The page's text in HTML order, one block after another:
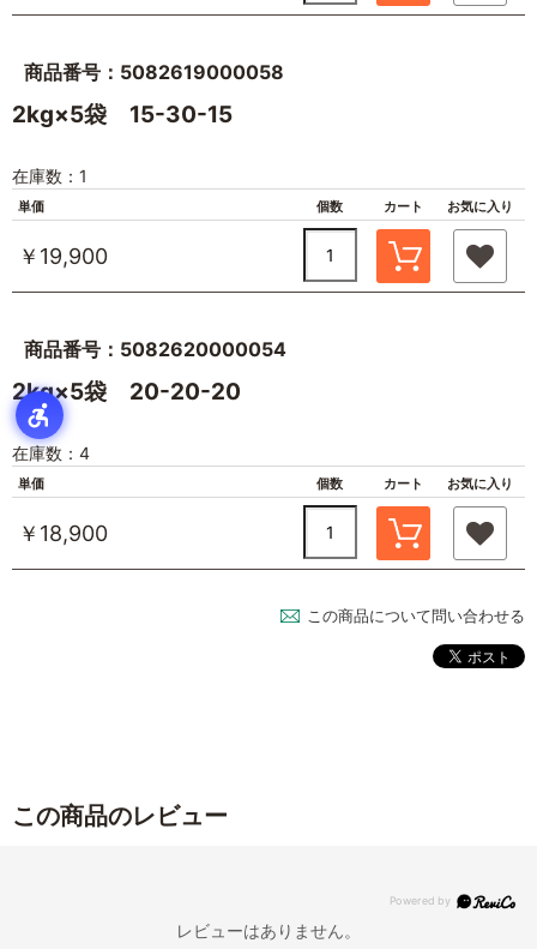
商品番号：5082619000058
2kg×5袋 15-30-15
在庫数：1
単価 個数 カート お気に入り
￥19,900
商品番号：5082620000054
2kg×5袋 20-20-20
在庫数：4
単価 個数 カート お気に入り
￥18,900
この商品について問い合わせる
この商品のレビュー
レビューはありません。